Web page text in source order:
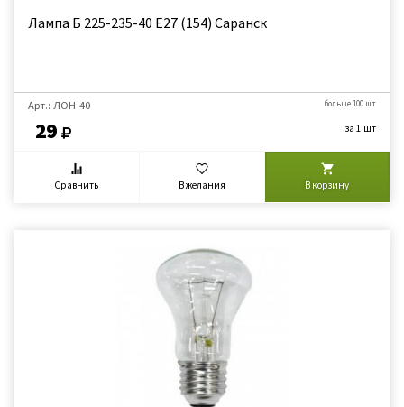
Лампа Б 225-235-40 Е27 (154) Саранск
Арт.: ЛОН-40
29
больше 100 шт
за 1 шт
Сравнить В желания В корзину